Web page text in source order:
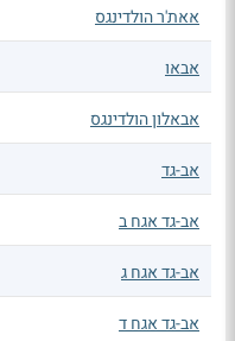
אאת'ר הולדינגס
אבאו
אבאלון הולדינגס
אב-גד
אב-גד אגח ב
אב-גד אגח ג
אב-גד אגח ד